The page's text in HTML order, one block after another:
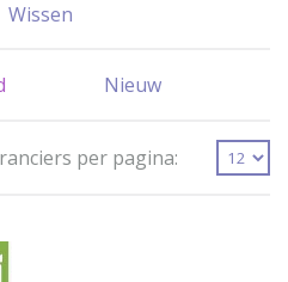
Wissen
Nieuw
per pagina: